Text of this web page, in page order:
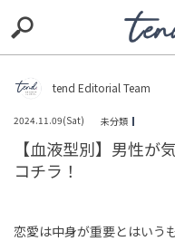
trill
tend Editorial Team
2024.11.09(Sat) 未分類
【血液型別】男性が
コチラ！
恋愛は中身が重要とはいう